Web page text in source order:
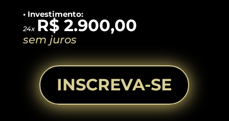
• Investimento:
24x R$ 2.900,00
sem juros
INSCREVA-SE